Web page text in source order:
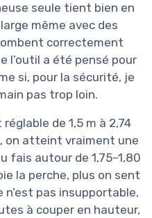
seule tient bien en
même avec des
correctement
l’outil a été pensé pour
si, pour la sécurité, je
pas trop loin.
de 1,5 m à 2,74
on atteint vraiment une
fais autour de 1,75–1,80
la perche, plus on sent
n’est pas insupportable,
à couper en hauteur,